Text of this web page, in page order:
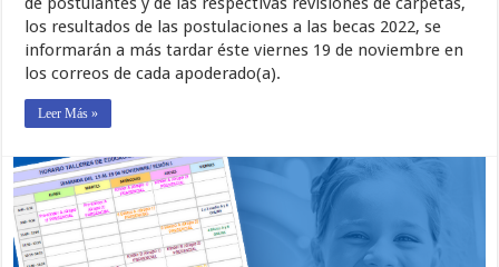
los resultados de las postulaciones a las becas 2022, se
informarán a más tardar éste viernes 19 de noviembre en
los correos de cada apoderado(a).
Leer Más »